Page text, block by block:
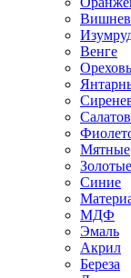
Венге
Мятные
Золотые
Синие
МДФ
Эмаль
Акрил
Береза